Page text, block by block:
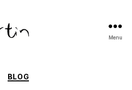
Menu
Categories
BLOG